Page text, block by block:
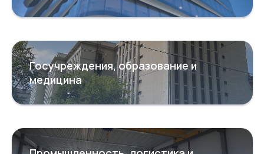
Госучреждения, образование и
медицина